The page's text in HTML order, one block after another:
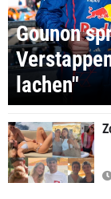
Gounon
lachen"